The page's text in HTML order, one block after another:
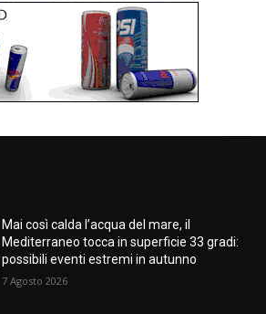
Mai così calda l’acqua del mare, il
Mediterraneo tocca in superficie 33 gradi:
possibili eventi estremi in autunno
7 Agosto 2026